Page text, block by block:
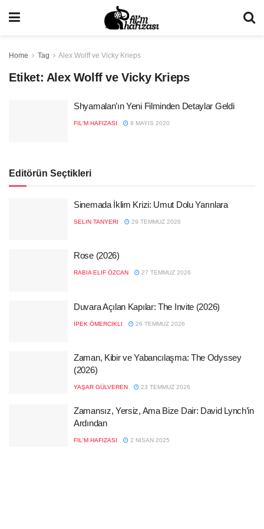
Home Tag Alex Wolff ve Vicky Krieps
Etiket: Alex Wolff ve Vicky Krieps
Shyamalan’ın Yeni Filminden Detaylar Geldi
FIL'M HAFIZASI 9 MAYIS 2020
Editörün Seçtikleri
Sinemada İklim Krizi: Umut Dolu Yarınlara
SELIN TANYERI 29 TEMMUZ 2026
Rose (2026)
RABIA ELIF ÖZCAN 27 TEMMUZ 2026
Duvara Açılan Kapılar: The Invite (2026)
İPEK ÖMERCIKLI 26 TEMMUZ 2026
Zaman, Kibir ve Yabancılaşma: The Odyssey
(2026)
YAŞAR GÜLVEREN 23 TEMMUZ 2026
Zamansız, Yersiz, Ama Bize Dair: David Lynch’in
Ardından
FIL'M HAFIZASI 2 NISAN 2025